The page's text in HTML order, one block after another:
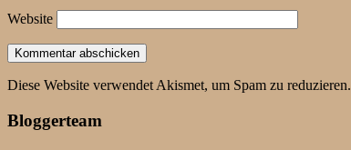
Website
Diese Website verwendet Akismet, um Spam zu reduzieren.
Bloggerteam